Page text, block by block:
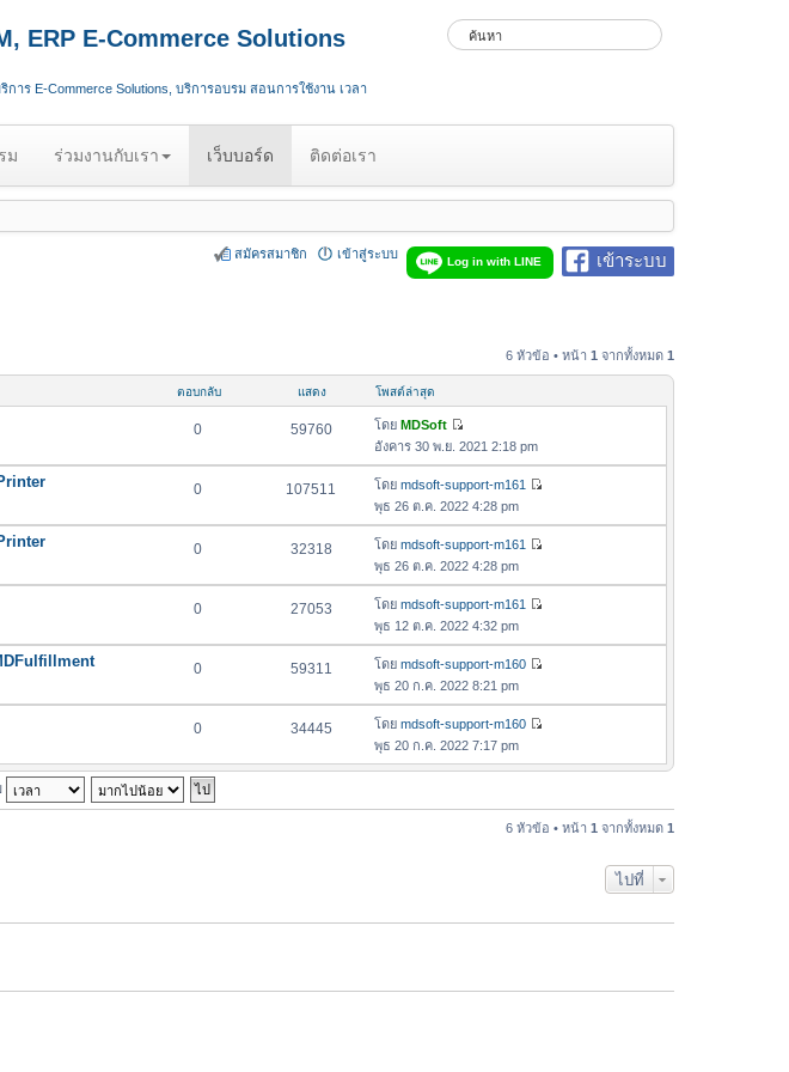
ERP E-Commerce Solutions
าร E-Commerce Solutions, บริการอบรม สอนการใช้งาน เวลา
ม ร่วมงานกับเรา เว็บบอร์ด ติดต่อเรา
เข้าระบบ
Log in with LINE
เข้าสู่ระบบ
สมัครสมาชิก
6 หัวข้อ • หน้า 1 จากทั้งหมด 1
ตอบกลับ แสดง โพสต์ล่าสุด
0 59760 โดย MDSoft
ดู
ข้
อ
ค
ว
า
ม
ล่
า
สุ
อังคาร 30 พ.ย. 2021 2:18 pm
0 107511 โดย mdsoft-support-m161
ข้
ว
ล่
พุธ 26 ต.ค. 2022 4:28 pm
0 32318 โดย mdsoft-support-m161
ข้
ว
ล่
ด
พุธ 26 ต.ค. 2022 4:28 pm
0 27053 โดย mdsoft-support-m161
ข้
ว
ล่
สุ
ด
พุธ 12 ต.ค. 2022 4:32 pm
0 59311 โดย mdsoft-support-m160
ข้
ว
ม
ล่
พุธ 20 ก.ค. 2022 8:21 pm
0 34445 โดย mdsoft-support-m160
ข้
ว
พุธ 20 ก.ค. 2022 7:17 pm
6 หัวข้อ • หน้า 1 จากทั้งหมด 1
ไปที่